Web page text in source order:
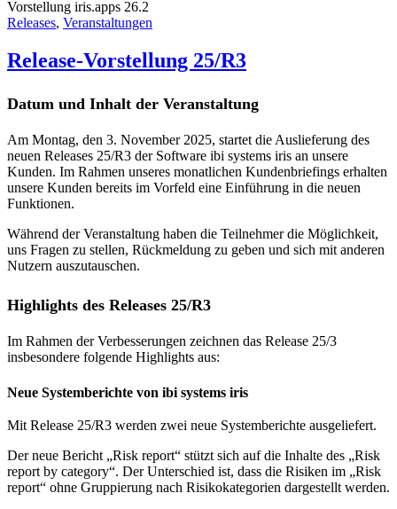
Vorstellung iris.apps 26.2
Releases, Veranstaltungen
Release-Vorstellung 25/R3
Datum und Inhalt der Veranstaltung
Am Montag, den 3. November 2025, startet die Auslieferung des
neuen Releases 25/R3 der Software ibi systems iris an unsere
Kunden. Im Rahmen unseres monatlichen Kundenbriefings erhalten
unsere Kunden bereits im Vorfeld eine Einführung in die neuen
Funktionen.
Während der Veranstaltung haben die Teilnehmer die Möglichkeit,
uns Fragen zu stellen, Rückmeldung zu geben und sich mit anderen
Nutzern auszutauschen.
Highlights des Releases 25/R3
Im Rahmen der Verbesserungen zeichnen das Release 25/3
insbesondere folgende Highlights aus:
Neue Systemberichte von ibi systems iris
Mit Release 25/R3 werden zwei neue Systemberichte ausgeliefert.
Der neue Bericht „Risk report“ stützt sich auf die Inhalte des „Risk
report by category“. Der Unterschied ist, dass die Risiken im „Risk
report“ ohne Gruppierung nach Risikokategorien dargestellt werden.